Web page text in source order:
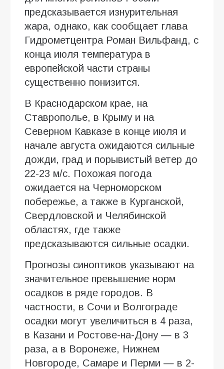
предсказывается изнурительная
жара, однако, как сообщает глава
Гидрометцентра Роман Вильфанд, с
конца июля температура в
европейской части страны
существенно понизится.
В Краснодарском крае, на
Ставрополье, в Крыму и на
Северном Кавказе в конце июля и
начале августа ожидаются сильные
дожди, град и порывистый ветер до
22-23 м/с. Похожая погода
ожидается на Черноморском
побережье, а также в Курганской,
Свердловской и Челябинской
областях, где также
предсказываются сильные осадки.
Прогнозы синоптиков указывают на
значительное превышение норм
осадков в ряде городов. В
частности, в Сочи и Волгограде
осадки могут увеличиться в 4 раза,
в Казани и Ростове-на-Дону — в 3
раза, а в Воронеже, Нижнем
Новгороде, Самаре и Перми — в 2-